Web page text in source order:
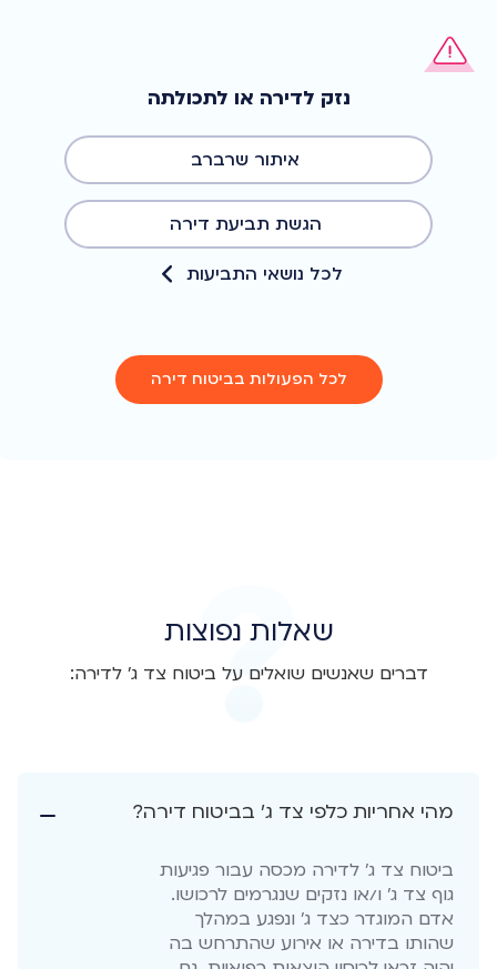
נזק לדירה או לתכולתה
איתור שרברב
הגשת תביעת דירה
לכל נושאי התביעות
לכל הפעולות בביטוח דירה
שאלות נפוצות
דברים שאנשים שואלים על ביטוח צד ג' לדירה:
מהי אחריות כלפי צד ג' בביטוח דירה?
ביטוח צד ג' לדירה מכסה עבור פגיעות
גוף צד ג' ו/או נזקים שנגרמים לרכושו.
אדם המוגדר כצד ג' ונפגע במהלך
שהותו בדירה או אירוע שהתרחש בה